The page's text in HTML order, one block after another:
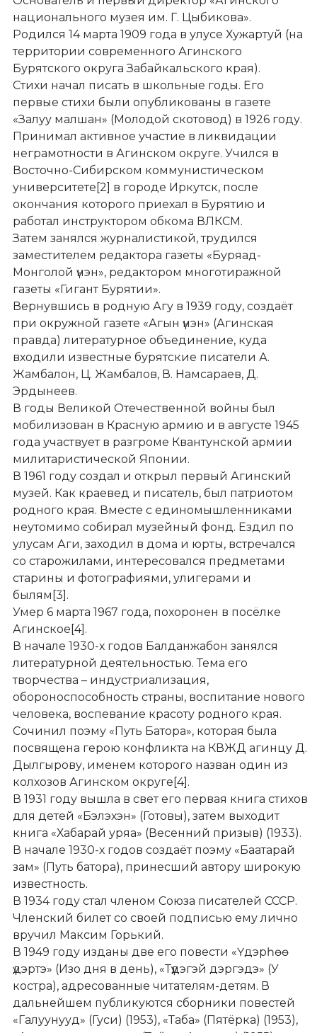
национального музея им. Г. Цыбикова».
Родился 14 марта 1909 года в улусе Хужартуй (на
территории современного Агинского
Бурятского округа Забайкальского края).
Стихи начал писать в школьные годы. Его
первые стихи были опубликованы в газете
«Залуу малшан» (Молодой скотовод) в 1926 году.
Принимал активное участие в ликвидации
неграмотности в Агинском округе. Учился в
Восточно-Сибирском коммунистическом
университете[2] в городе Иркутск, после
окончания которого приехал в Бурятию и
работал инструктором обкома ВЛКСМ.
Затем занялся журналистикой, трудился
заместителем редактора газеты «Буряад-
Монголой үнэн», редактором многотиражной
газеты «Гигант Бурятии».
Вернувшись в родную Агу в 1939 году, создаёт
при окружной газете «Агын үнэн» (Агинская
правда) литературное объединение, куда
входили известные бурятские писатели А.
Жамбалон, Ц. Жамбалов, В. Намсараев, Д.
Эрдынеев.
В годы Великой Отечественной войны был
мобилизован в Красную армию и в августе 1945
года участвует в разгроме Квантунской армии
милитаристической Японии.
В 1961 году создал и открыл первый Агинский
музей. Как краевед и писатель, был патриотом
родного края. Вместе с единомышленниками
неутомимо собирал музейный фонд. Ездил по
улусам Аги, заходил в дома и юрты, встречался
со старожилами, интересовался предметами
старины и фотографиями, улигерами и
былям[3].
Умер 6 марта 1967 года, похоронен в посёлке
Агинское[4].
В начале 1930-х годов Балданжабон занялся
литературной деятельностью. Тема его
творчества – индустриализация,
обороноспособность страны, воспитание нового
человека, воспевание красоту родного края.
Сочинил поэму «Путь Батора», которая была
посвящена герою конфликта на КВЖД агинцу Д.
Дылгырову, именем которого назван один из
колхозов Агинском округе[4].
В 1931 году вышла в свет его первая книга стихов
для детей «Бэлэхэн» (Готовы), затем выходит
книга «Хабарай уряа» (Весенний призыв) (1933).
В начале 1930-х годов создаёт поэму «Баатарай
зам» (Путь батора), принесший автору широкую
известность.
В 1934 году стал членом Союза писателей СССР.
Членский билет со своей подписью ему лично
вручил Максим Горький.
В 1949 году изданы две его повести «Үдэрһөө
үдэртэ» (Изо дня в день), «Түүдэгэй дэргэдэ» (У
костра), адресованные читателям-детям. В
дальнейшем публикуются сборники повестей
«Галуунууд» (Гуси) (1953), «Таба» (Пятёрка) (1953),